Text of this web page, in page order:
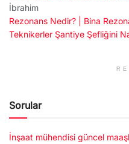
İbrahim
Rezonans Nedir? | Bina
Teknikerler Şantiye Şefliğini
Sorular
İnşaat mühendisi güncel